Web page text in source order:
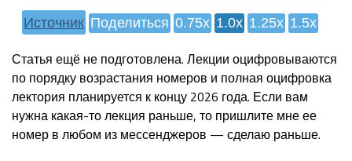
Источник Поделиться 0.75x 1.0x 1.25x 1.5x
Статья ещё не подготовлена. Лекции оцифровываются
по порядку возрастания номеров и полная оцифровка
лектория планируется к концу 2026 года. Если вам
нужна какая-то лекция раньше, то пришлите мне ее
номер в любом из мессенджеров — сделаю раньше.